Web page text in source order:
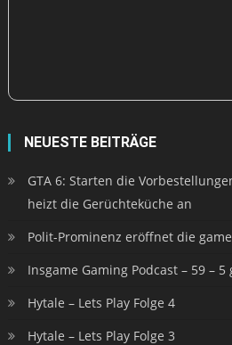
NEUESTE BEITRÄGE
GTA 6: Starten die
heizt die Gerüchteküche an
Polit-Prominenz eröffnet die
Insgame Gaming Podcast – 59 –
Hytale – Lets Play Folge 4
Hytale – Lets Play Folge 3